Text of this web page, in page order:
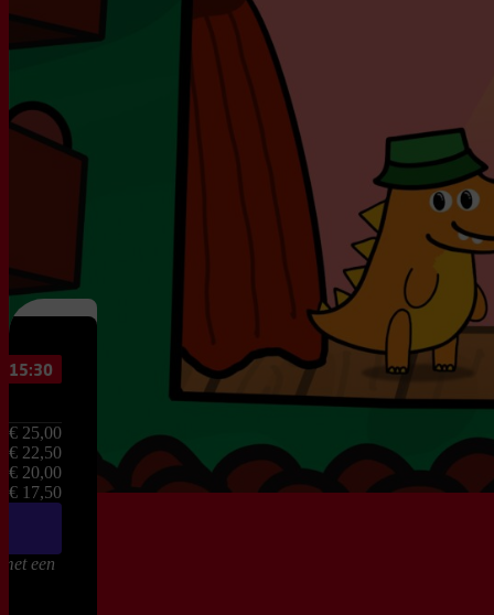
Familie
Muziek
Lil Ones
15:30
€ 25,00
€ 22,50
€ 20,00
€ 17,50
een